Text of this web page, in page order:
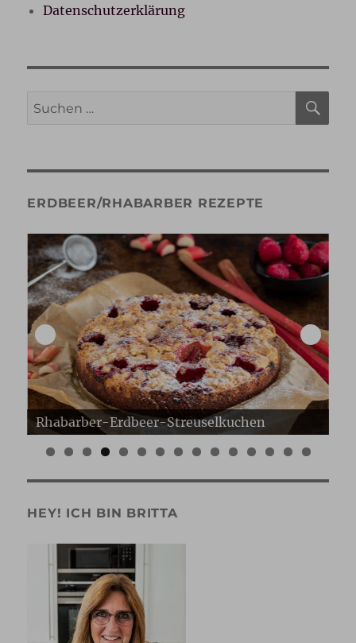
Datenschutzerklärung
Suche
ERDBEER/RHABARBER REZEPTE
Erdbeer Gugelhupf
0 1 2 3 4 5
HEY! ICH BIN BRITTA